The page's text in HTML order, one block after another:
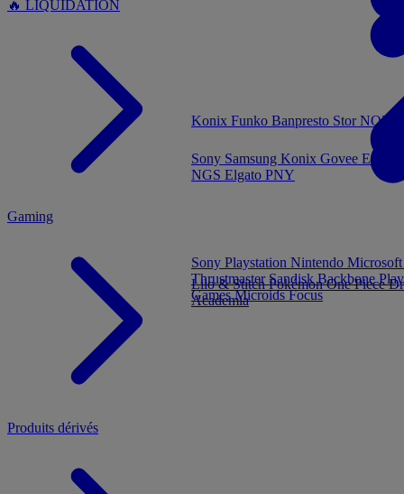
🔥 LIQUIDATION
Konix Funko Banpresto Stor
Gaming
Sony Playstation Nintendo
Thrustmaster SandiskBackbone
GamesMicroidsFocus
Produits dérivés
Lilo & StitchPokémonOne Piece
Academia
Sony Samsung Konix Govee
NGS Elgato PNY